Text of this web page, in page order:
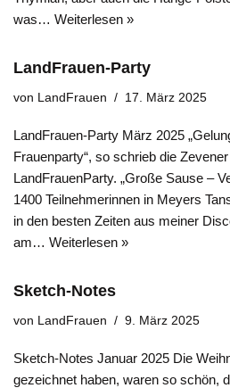
was… Weiterlesen »
LandFrauen-Party
von LandFrauen 17. März 2025
LandFrauen-Party März 2025
Frauenparty“, so schrieb die
LandFrauenParty. „Große Sause –
1400 Teilnehmerinnen in Meyers
in den besten Zeiten aus meiner
am… Weiterlesen »
Sketch-Notes
von LandFrauen 9. März 2025
Sketch-Notes Januar 2025 Die
gezeichnet haben, waren so schön,